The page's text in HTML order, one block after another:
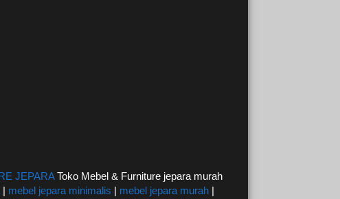
JEPARAToko Mebel & Furniture jepara murah
| mebel jepara minimalis | mebel jepara murah|